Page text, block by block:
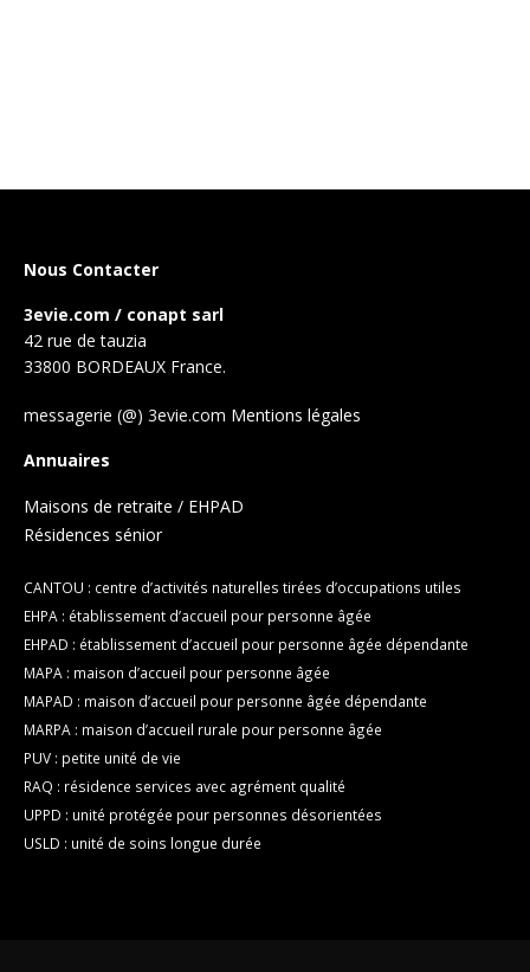
Nous Contacter
3evie.com / conapt sarl
42 rue de tauzia
33800 BORDEAUX France.
messagerie (@) 3evie.com Mentions légales
Annuaires
Maisons de retraite / EHPAD
Résidences sénior
CANTOU : centre d’activités naturelles tirées d’occupations utiles
EHPA : établissement d’accueil pour personne âgée
EHPAD : établissement d’accueil pour personne âgée dépendante
MAPA : maison d’accueil pour personne âgée
MAPAD : maison d’accueil pour personne âgée dépendante
MARPA : maison d’accueil rurale pour personne âgée
PUV : petite unité de vie
RAQ : résidence services avec agrément qualité
UPPD : unité protégée pour personnes désorientées
USLD : unité de soins longue durée